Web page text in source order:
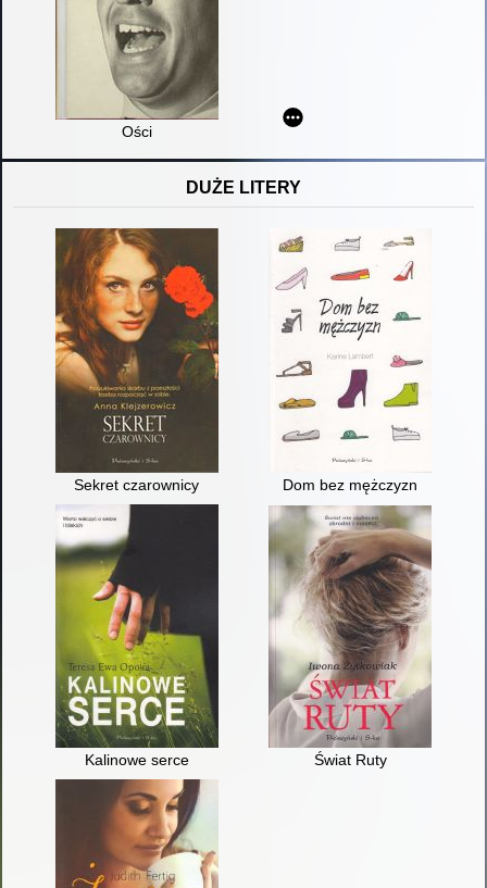
Ości
DUŻE LITERY
Sekret czarownicy Dom bez mężczyzn
Kalinowe serce Świat Ruty